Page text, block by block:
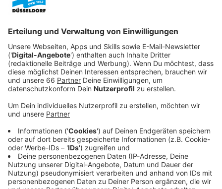
rät dieVerbraucherzentrale NRW
Veröffentlicht:Montag, 25.11.2024 08:03
Anzeige
Tipps der Verbraucherzentrale NRW
Vor allem sollten wir uns nicht unter Kaufdruck setzen
lassen. Häufig würden Anbieter ablaufende Balken
oder eine runterzählende Uhr einsetzen, um zum